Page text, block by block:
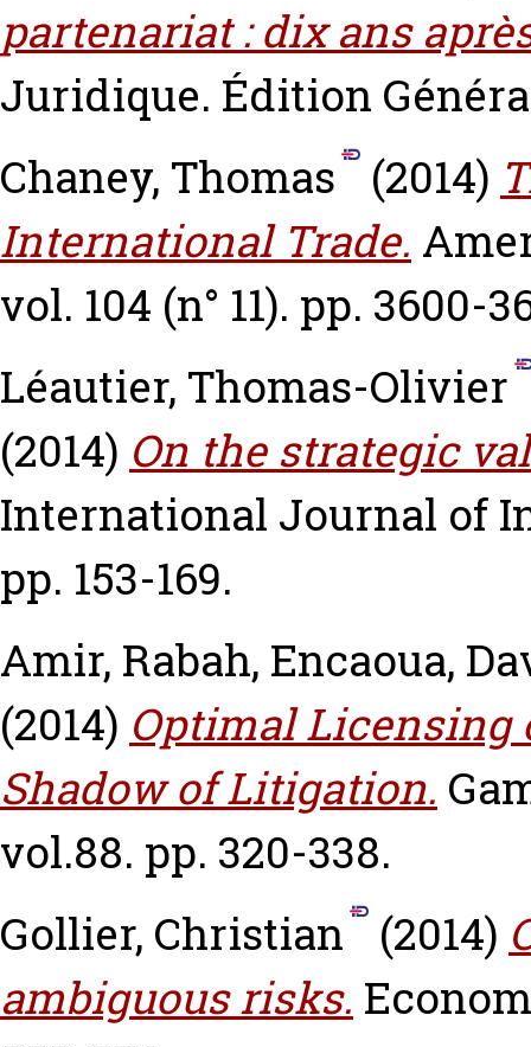
partenariat : dix ans
Juridique. Édition
Chaney, Thomas
(2014)
International Trade.
vol. 104 (n° 11). pp. 3600-
Léautier, Thomas-Olivier
(2014) On the strategic
International Journal of
pp. 153-169.
Amir, Rabah, Encaoua,
(2014) Optimal Licensing
Shadow of Litigation.
vol.88. pp. 320-338.
Gollier, Christian
(2014)
ambiguous risks.